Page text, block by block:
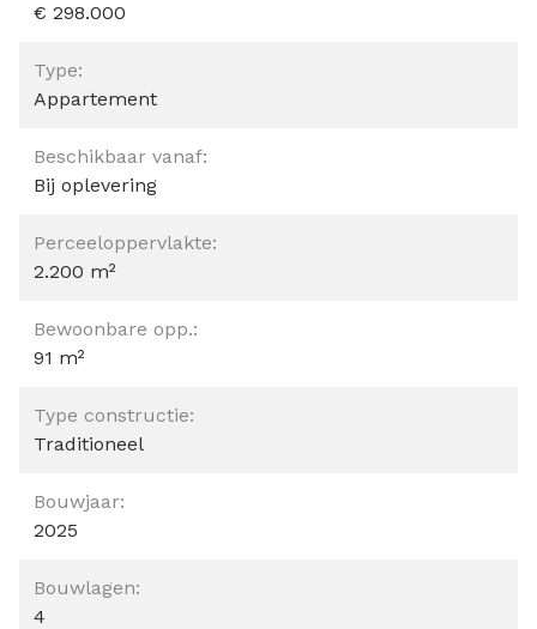
€ 298.000
Type:
Appartement
Beschikbaar vanaf:
Bij oplevering
Perceeloppervlakte:
2.200 m²
Bewoonbare opp.:
91 m²
Type constructie:
Traditioneel
Bouwjaar:
2025
Bouwlagen:
4